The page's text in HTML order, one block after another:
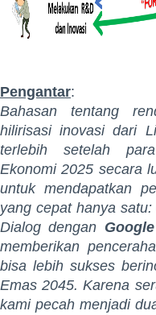
Pengantar:
Bahasan tentang
hilirisasi inovasi dari
terlebih setelah
Ekonomi 2025 secara
untuk mendapatkan
yang cepat hanya satu:
Dialog dengan
memberikan
bisa lebih sukses
Emas 2045. Karena
kami pecah menjadi